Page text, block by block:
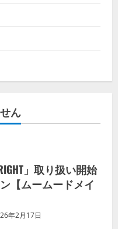
ん
」取り扱い開始
【ムームードメイ
年2月17日